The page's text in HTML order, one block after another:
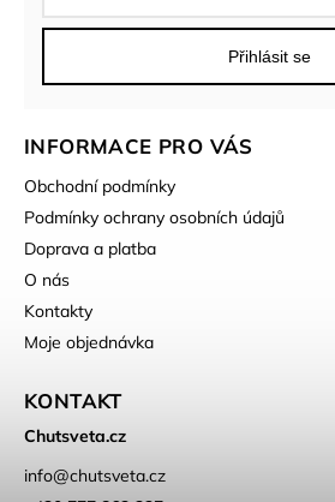
INFORMACE PRO VÁS
Obchodní podmínky
Podmínky ochrany osobních údajů
Doprava a platba
O nás
Kontakty
Moje objednávka
KONTAKT
Chutsveta.cz
info@chutsveta.cz
Přihlásit se